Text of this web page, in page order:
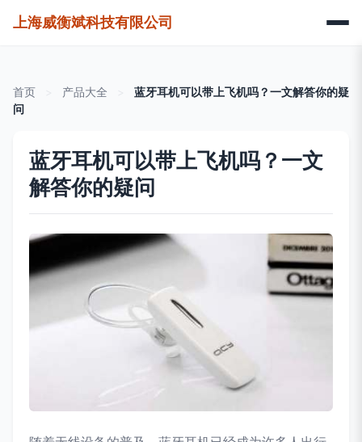
上海威衡斌科技有限公司
首页 产品大全
蓝牙耳机可以带上飞机吗？一文解答你的疑
问
蓝牙耳机可以带上飞机吗？一文
解答你的疑问